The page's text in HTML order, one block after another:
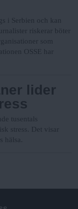
i Serbien och kan
riskerar böter
som
OSSE har
lider
tusentals
stress. Det visar